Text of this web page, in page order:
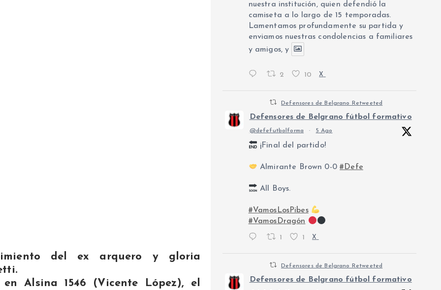
del ex arquero y gloria
Alsina 1546 (Vicente López), el
nuestra institución, quien defendió la
camiseta a lo largo de 15 temporadas.
Lamentamos profundamente su partida y
enviamos nuestras condolencias a familiares
y amigos, y
2 10 X
Defensores de Belgrano Retweeted
Defensores de Belgrano fútbol formativo
@defefutbolforma · 5 Ago
¡Final del partido!
Almirante Brown 0-0#Defe
All Boys.
#VamosLosPibes
#VamosDragón
1 1 X
Defensores de Belgrano Retweeted
Defensores de Belgrano fútbol formativo